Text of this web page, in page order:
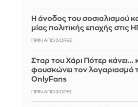
Η άνοδος του σοσιαλισμού
μίας πολιτικής εποχής στις
ΠΡΙΝ ΑΠΌ 3 ΏΡΕΣ
Σταρ του Χάρι Πότερ κάνει...
φουσκώνει τον λογαριασμό
OnlyFans
ΠΡΙΝ ΑΠΌ 3 ΏΡΕΣ